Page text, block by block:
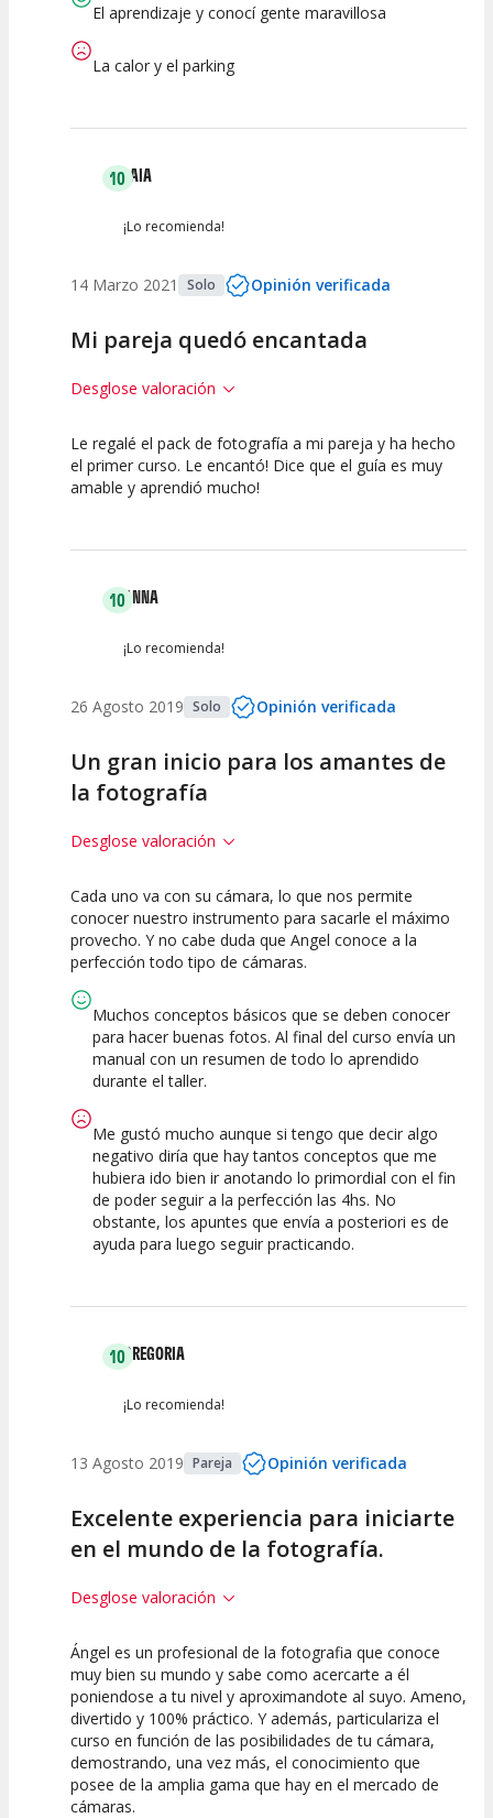
Guia
El aprendizaje y conocí gente maravillosa
La calor y el parking
10LAIA
¡Lo recomienda!
14 Marzo 2021 Solo Opinión verificada
Mi pareja quedó encantada
Desglose valoración
10
Calidad de la
10
Atención del
Le regalé el pack de fotografía a mi pareja y ha hecho
el primer curso. Le encantó! Dice que el guía es muy
amable y aprendió mucho!
10ANNA
¡Lo recomienda!
26 Agosto 2019 Solo Opinión verificada
Un gran inicio para los amantes de
la fotografía
Desglose valoración
10
Calidad de la
Actividad
10
Atención del
Personal /
Cada uno va con su cámara, lo que nos permite
conocer nuestro instrumento para sacarle el máximo
provecho. Y no cabe duda que Angel conoce a la
perfección todo tipo de cámaras.
Muchos conceptos básicos que se deben conocer
para hacer buenas fotos. Al final del curso envía un
manual con un resumen de todo lo aprendido
durante el taller.
Me gustó mucho aunque si tengo que decir algo
negativo diría que hay tantos conceptos que me
hubiera ido bien ir anotando lo primordial con el fin
de poder seguir a la perfección las 4hs. No
obstante, los apuntes que envía a posteriori es de
ayuda para luego seguir practicando.
10GREGORIA
¡Lo recomienda!
13 Agosto 2019 Pareja Opinión verificada
Excelente experiencia para iniciarte
en el mundo de la fotografía.
Desglose valoración
10
Calidad de la
Actividad
10
Atención del
Personal /
Guia
Ángel es un profesional de la fotografia que conoce
muy bien su mundo y sabe como acercarte a él
poniendose a tu nivel y aproximandote al suyo. Ameno,
divertido y 100% práctico. Y además, particulariza el
curso en función de las posibilidades de tu cámara,
demostrando, una vez más, el conocimiento que
posee de la amplia gama que hay en el mercado de
cámaras.